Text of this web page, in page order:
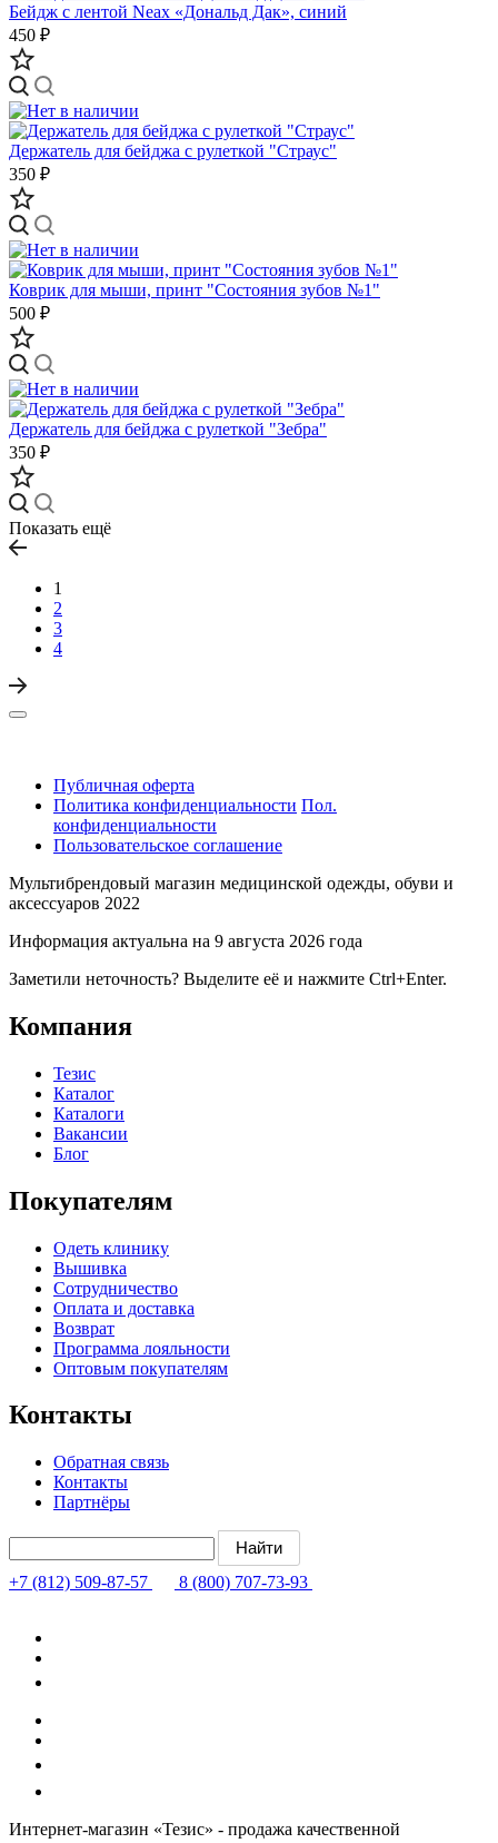
Бейдж с лентой Neax «Дональд Дак», синий
450 ₽
Держатель для бейджа с рулеткой "Страус"
350 ₽
Коврик для мыши, принт "Состояния зубов №1"
500 ₽
Держатель для бейджа с рулеткой "Зебра"
350 ₽
Показать ещё
1
2
3
4
Публичная оферта
Политика конфиденциальности Пол.
конфиденциальности
Пользовательское соглашение
Мультибрендовый магазин медицинской одежды, обуви и
аксессуаров 2022
Информация актуальна на 9 августа 2026 года
Заметили неточность? Выделите её и нажмите Ctrl+Enter.
Компания
Тезис
Каталог
Каталоги
Вакансии
Блог
Покупателям
Одеть клинику
Вышивка
Сотрудничество
Оплата и доставка
Возврат
Программа лояльности
Оптовым покупателям
Контакты
Обратная связь
Контакты
Партнёры
+7 (812) 509-87-57 8 (800) 707-73-93
Интернет-магазин «Тезис» - продажа качественной